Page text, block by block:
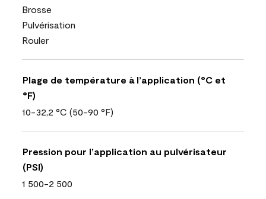
Brosse
Pulvérisation
Rouler
Plage de température à l’application (°C et
°F)
10-32,2 °C (50-90 °F)
Pression pour l’application au pulvérisateur
(PSI)
1 500-2 500